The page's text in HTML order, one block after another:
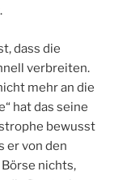
dass die
verbreiten.
mehr an die
hat das seine
bewusst
er von den
nichts,